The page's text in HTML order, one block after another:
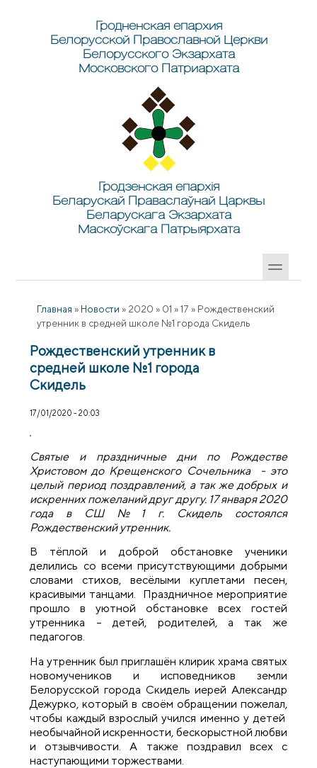
Гродненская епархия
Белорусской Православной Церкви
Белорусского Экзархата
Московского Патриархата
Гродзенская епархія
Беларускай Праваслаўнай Царквы
Беларускага Экзархата
Маскоўскага Патрыярхата
Главная » Новости » 2020 » 01 » 17 » Рождественский
утренник в средней школе №1 города Скидель
Рождественский утренник в
средней школе №1 города
Скидель
17/01/2020 - 20:03
Святые и праздничные дни по Рождестве
Христовом до Крещенского Сочельника - это
целый период поздравлений, а так же добрых и
искренних пожеланий друг другу. 17 января 2020
года в СШ №1 г. Скидель состоялся
Рождественский утренник.
В тёплой и доброй обстановке ученики
делились со всеми присутствующими добрыми
словами стихов, весёлыми куплетами песен,
красивыми танцами. Праздничное мероприятие
прошло в уютной обстановке всех гостей
утренника – детей, родителей, а так же
педагогов.
На утренник был приглашён клирик храма святых
новомучеников и исповедников земли
Белорусской города Скидель иерей Александр
Дежурко, который в своём обращении пожелал,
чтобы каждый взрослый учился именно у детей
необычайной искренности, бескорыстной любви
и отзывчивости. А также поздравил всех с
наступающими торжествами.